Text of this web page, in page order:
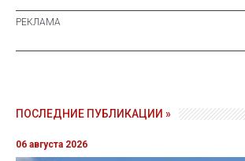
ПОСЛЕДНИЕ ПУБЛИКАЦИИ »
06 августа 2026